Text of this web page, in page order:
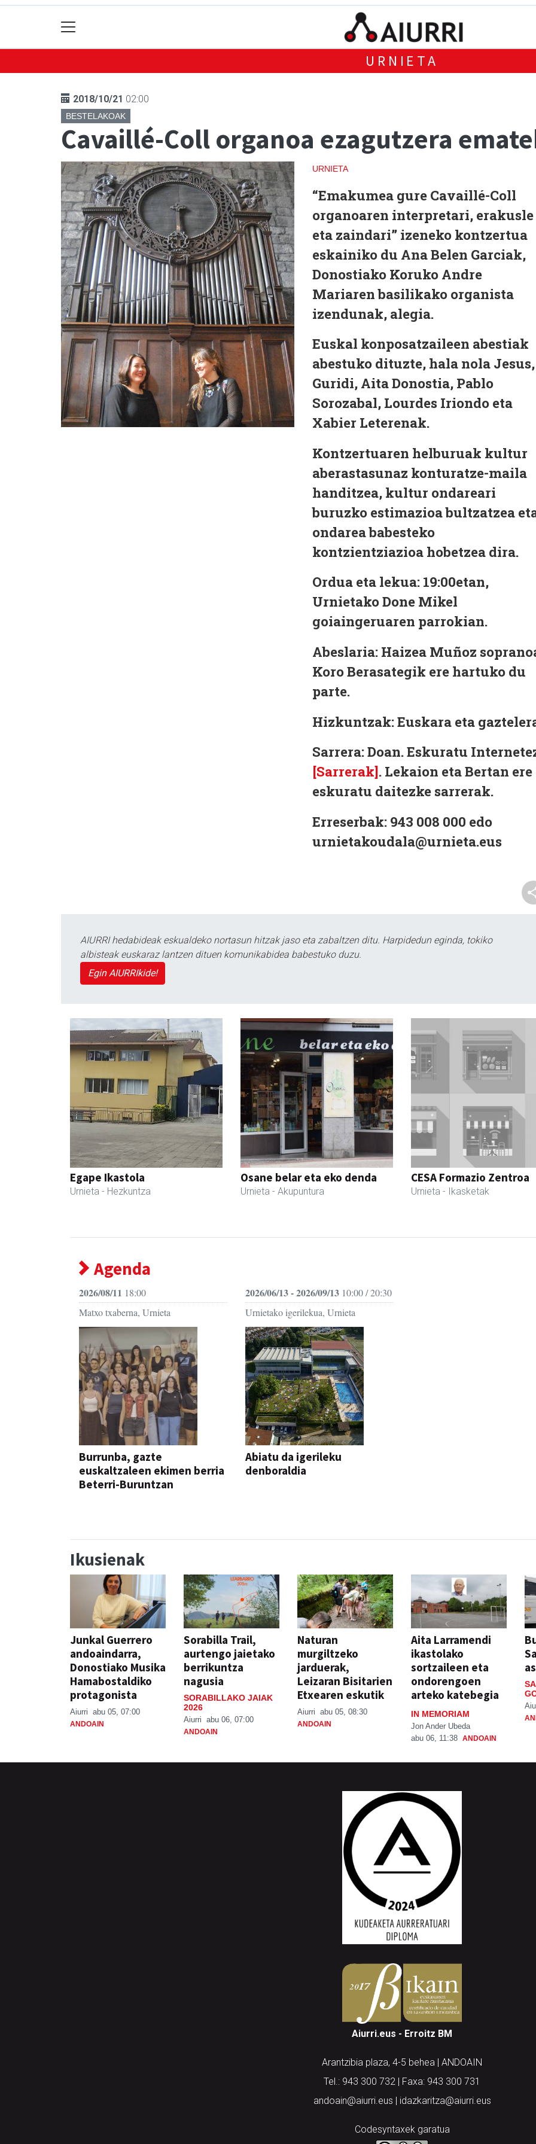
URNIETA
2018/10/21 02:00
BESTELAKOAK
Cavaillé-Coll organoa ezagutzera
URNIETA
“Emakumea gure Cavaillé-Coll
organoaren interpretari, erakusle
eta zaindari” izeneko kontzertua
eskainiko du Ana Belen Garciak,
Donostiako Koruko Andre
Mariaren basilikako organista
izendunak, alegia.
Euskal konposatzaileen abestiak
abestuko dituzte, hala nola Jesus,
Guridi, Aita Donostia, Pablo
Sorozabal, Lourdes Iriondo eta
Xabier Leterenak.
Kontzertuaren helburuak kultur
aberastasunaz konturatze-maila
handitzea, kultur ondareari
buruzko estimazioa bultzatzea
ondarea babesteko
kontzientziazioa hobetzea dira.
Ordua eta lekua: 19:00etan,
Urnietako Done Mikel
goiaingeruaren parrokian.
Abeslaria: Haizea Muñoz
Koro Berasategik ere hartuko du
parte.
Hizkuntzak:Euskara eta
Sarrera: Doan. Eskuratu
[Sarrerak]. Lekaion eta Bertan ere
eskuratu daitezke sarrerak.
Erreserbak: 943 008 000 edo
urnietakoudala@urnieta.eus
AIURRI hedabideak eskualdeko nortasun hitzak jaso eta zabaltzen ditu. Harpidedun eginda, tokiko
albisteak euskaraz lantzen dituen komunikabidea babestuko duzu.
Egin AIURRIkide!
Egape Ikastola
Urnieta - Hezkuntza
Osane belar eta eko denda
Urnieta - Akupuntura
CESA Formazio Zentroa
Urnieta - Ikasketak
Agenda
2026/08/11 18:00
Matxo txaberna, Urnieta
Burrunba, gazte
euskaltzaleen ekimen berria
Beterri-Buruntzan
2026/06/13 - 2026/09/1310:00 / 20:30
Urnietako igerilekua, Urnieta
Abiatu da igerileku
denboraldia
Ikusienak
Junkal Guerrero
andoaindarra,
Donostiako Musika
Hamabostaldiko
protagonista
Aiurri abu 05, 07:00
ANDOAIN
Sorabilla Trail,
aurtengo jaietako
berrikuntza
nagusia
SORABILLAKO JAIAK
2026
Aiurri abu 06, 07:00
ANDOAIN
Naturan
murgiltzeko
jarduerak,
Leizaran Bisitarien
Etxearen eskutik
Aiurri abu 05, 08:30
ANDOAIN
Aita Larramendi
ikastolako
sortzaileen eta
ondorengoen
arteko katebegia
IN MEMORIAM
Jon Ander Ubeda
abu 06, 11:38 ANDOAIN
Aiurri.eus - Erroitz BM
Arantzibia plaza, 4-5 behea | ANDOAIN
Tel.: 943 300 732 | Faxa: 943 300 731
andoain@aiurri.eus | idazkaritza@aiurri.eus
Codesyntaxek garatua